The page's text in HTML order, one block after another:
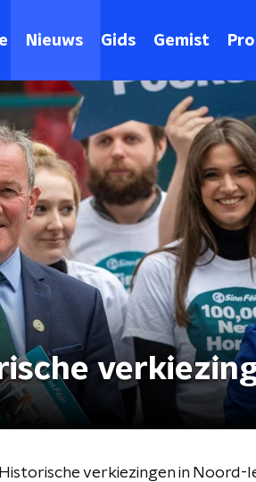
Nieuws Gids Gemist
Historische verkiezingen in Noord-